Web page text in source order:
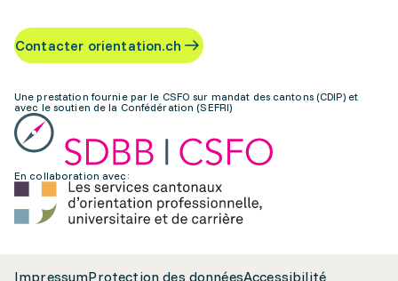
Contacter orientation.ch
Une prestation fournie par le CSFO sur mandat des cantons (CDIP) et
avec le soutien de la Confédération (SEFRI)
En collaboration avec:
ImpressumProtection des donnéesAccessibilité